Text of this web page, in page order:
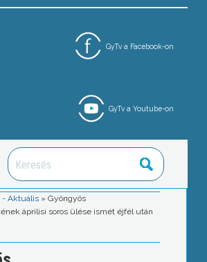
GyTv a Facebook-on
GyTv a Youtube-on
- Aktuális »Gyöngyös
áprilisi soros ülése ismét éjfél után